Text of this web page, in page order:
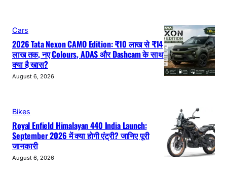
Cars
2026 Tata Nexon CAMO Edition: ₹10 लाख से ₹14
लाख तक, नए Colours, ADAS और Dashcam के साथ
क्या है खास?
August 6, 2026
Bikes
Royal Enfield Himalayan 440 India Launch:
September 2026 में क्या होगी एंट्री? जानिए पूरी
जानकारी
August 6, 2026